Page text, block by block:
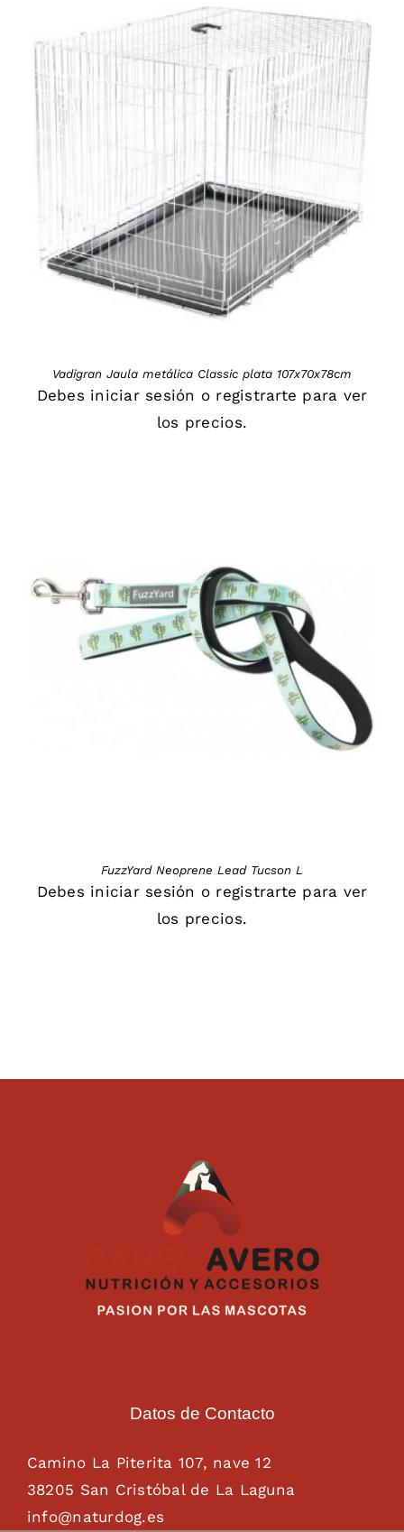
Vadigran Jaula metálica Classic plata 107x70x78cm
Debes iniciar sesión o registrarte para ver
los precios.
DETAILS
FuzzYard Neoprene Lead Tucson L
Debes iniciar sesión o registrarte para ver
los precios.
Datos de Contacto
Camino La Piterita 107, nave 12
38205 San Cristóbal de La Laguna
info@naturdog.es